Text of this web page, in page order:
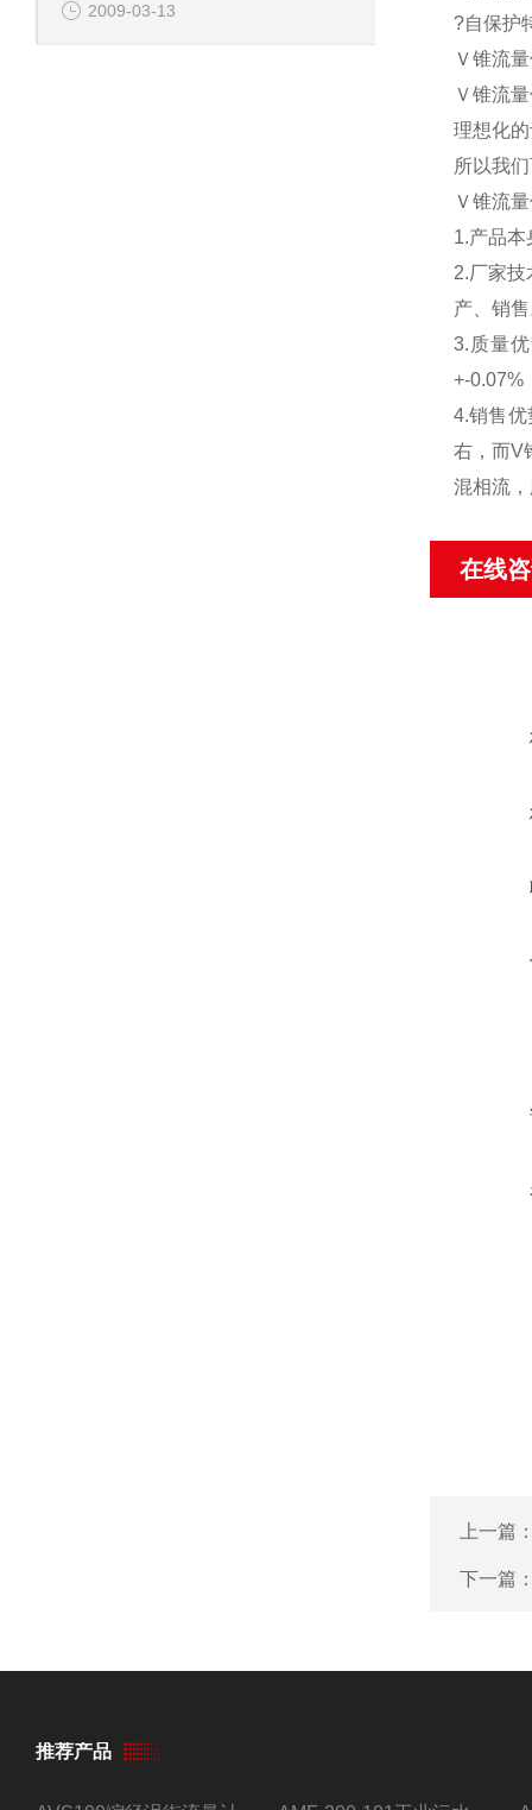
2009-03-13
?自保护
Ｖ锥流
Ｖ锥流
理想化
所以我
Ｖ锥流
1.产品
2.厂家
产、销
3.质量
+-0.07%
4.销售
右，而V
混相流
在线
上一篇
下一篇
推荐产品